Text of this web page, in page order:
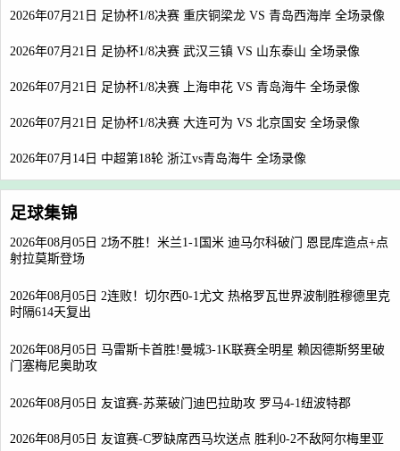
2026年07月21日 足协杯1/8决赛 重庆铜梁龙 VS 青岛西海岸 全场录像
2026年07月21日 足协杯1/8决赛 武汉三镇 VS 山东泰山 全场录像
2026年07月21日 足协杯1/8决赛 上海申花 VS 青岛海牛 全场录像
2026年07月21日 足协杯1/8决赛 大连可为 VS 北京国安 全场录像
2026年07月14日 中超第18轮 浙江vs青岛海牛 全场录像
足球集锦
2026年08月05日 2场不胜！米兰1-1国米 迪马尔科破门 恩昆库造点+点
射拉莫斯登场
2026年08月05日 2连败！切尔西0-1尤文 热格罗瓦世界波制胜穆德里克
时隔614天复出
2026年08月05日 马雷斯卡首胜!曼城3-1K联赛全明星 赖因德斯努里破
门塞梅尼奥助攻
2026年08月05日 友谊赛-苏莱破门迪巴拉助攻 罗马4-1纽波特郡
2026年08月05日 友谊赛-C罗缺席西马坎送点 胜利0-2不敌阿尔梅里亚